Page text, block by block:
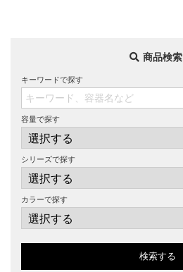
商品検索
キーワードで探す
容量で探す
シリーズで探す
カラーで探す
検索する